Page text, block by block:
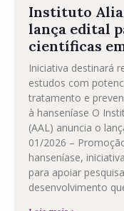
Instituto
lança edital
científicas
Iniciativa destinará
estudos com
tratamento e
à hanseníase O
(AAL) anuncia o
01/2026 –
hanseníase,
para apoiar
desenvolvimento